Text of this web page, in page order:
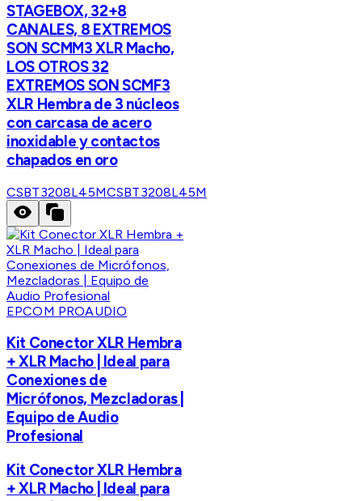
STAGEBOX, 32+8
CANALES, 8 EXTREMOS
SON SCMM3 XLR Macho,
LOS OTROS 32
EXTREMOS SON SCMF3
XLR Hembra de 3 núcleos
con carcasa de acero
inoxidable y contactos
chapados en oro
CSBT3208L45MCSBT3208L45M
EPCOM PROAUDIO
Kit Conector XLR Hembra
+ XLR Macho | Ideal para
Conexiones de
Micrófonos, Mezcladoras |
Equipo de Audio
Profesional
Kit Conector XLR Hembra
+ XLR Macho | Ideal para